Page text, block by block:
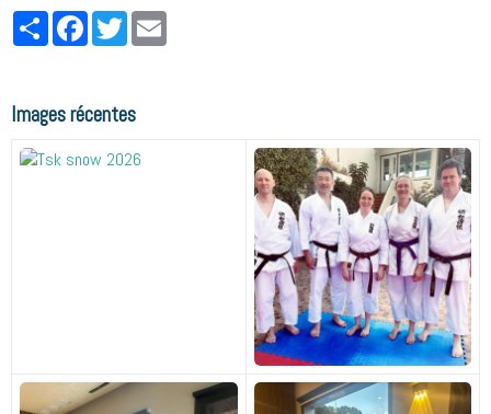
PartagerFacebookTwitter
Images récentes